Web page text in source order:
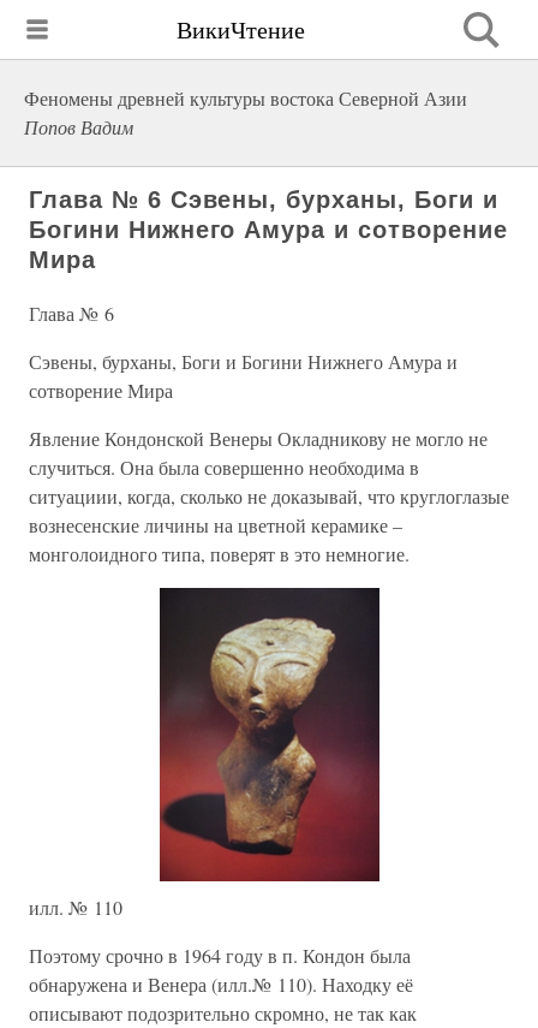
ВикиЧтение
Феномены древней культуры востока Северной Азии
Попов Вадим
Глава № 6 Сэвены, бурханы, Боги и
Богини Нижнего Амура и сотворение
Мира
Глава № 6
Сэвены, бурханы, Боги и Богини Нижнего Амура и
сотворение Мира
Явление Кондонской Венеры Окладникову не могло не
случиться. Она была совершенно необходима в
ситуациии, когда, сколько не доказывай, что круглоглазые
вознесенские личины на цветной керамике –
монголоидного типа, поверят в это немногие.
илл. № 110
Поэтому срочно в 1964 году в п. Кондон была
обнаружена и Венера (илл.№ 110). Находку её
описывают подозрительно скромно, не так как